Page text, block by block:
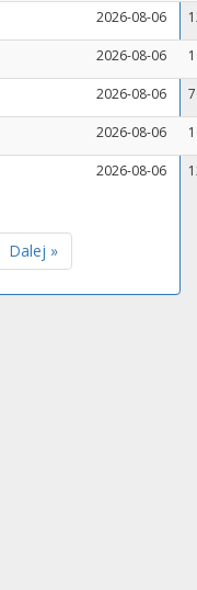
2026-08-06
2026-08-06
2026-08-06
2026-08-06
2026-08-06
Dalej »